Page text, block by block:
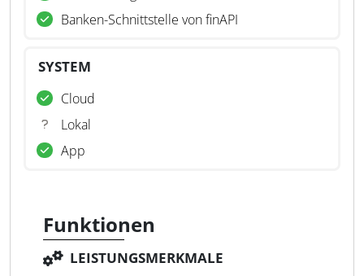
Banken-Schnittstelle von finAPI
SYSTEM
Cloud
Lokal
App
Funktionen
LEISTUNGSMERKMALE